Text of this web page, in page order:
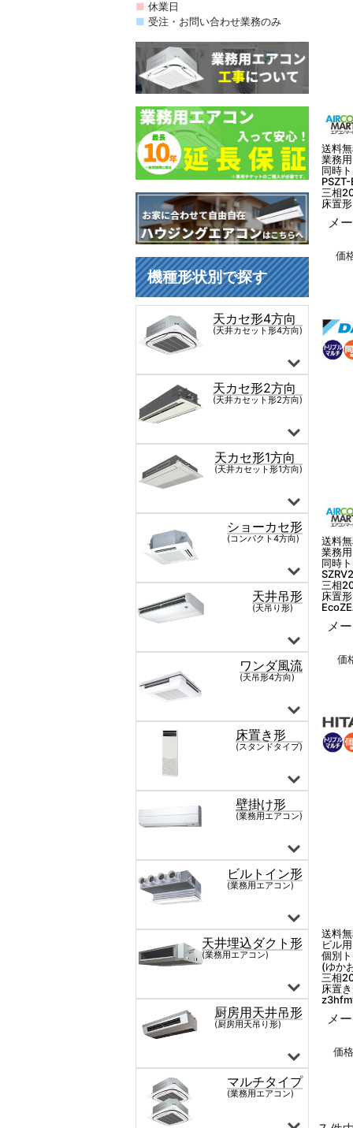
送料
業務
同時
三相
床置
メ
価
送料
業務
同時
三相
床置
メ
価
送料
ビル
個別
(ゆか
三相
床置
メ
価